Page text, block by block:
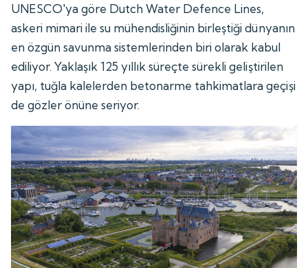
UNESCO'ya göre Dutch Water Defence Lines,
askeri mimari ile su mühendisliğinin birleştiği dünyanın
en özgün savunma sistemlerinden biri olarak kabul
ediliyor. Yaklaşık 125 yıllık süreçte sürekli geliştirilen
yapı, tuğla kalelerden betonarme tahkimatlara geçişi
de gözler önüne seriyor.